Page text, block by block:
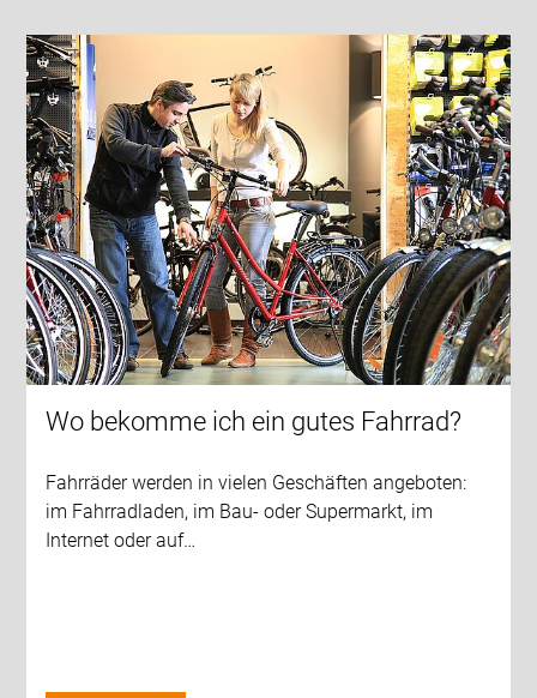
Wo bekomme ich ein gutes Fahrrad?
Fahrräder werden in vielen Geschäften angeboten:
im Fahrradladen, im Bau- oder Supermarkt, im
Internet oder auf…